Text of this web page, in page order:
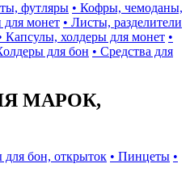
футляры • Кофры, чемоданы,
для монет • Листы, разделители
Капсулы, холдеры для монет •
для бон • Средства для
МАРОК,
для бон, открыток • Пинцеты •